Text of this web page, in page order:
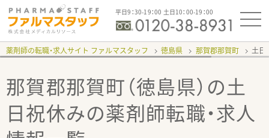
平日9：30-19：00 土日10：00-19：00
薬剤師の転職・求人サイト ファルマスタッフ 徳島県 那賀郡那賀町 土日
那賀郡那賀町（徳島県）の土
日祝休みの薬剤師転職・求人